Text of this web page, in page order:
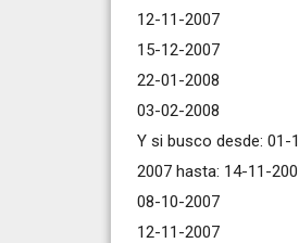
12-11-2007
15-12-2007
22-01-2008
03-02-2008
Y si busco desde:
2007 hasta: 14-11-
08-10-2007
12-11-2007